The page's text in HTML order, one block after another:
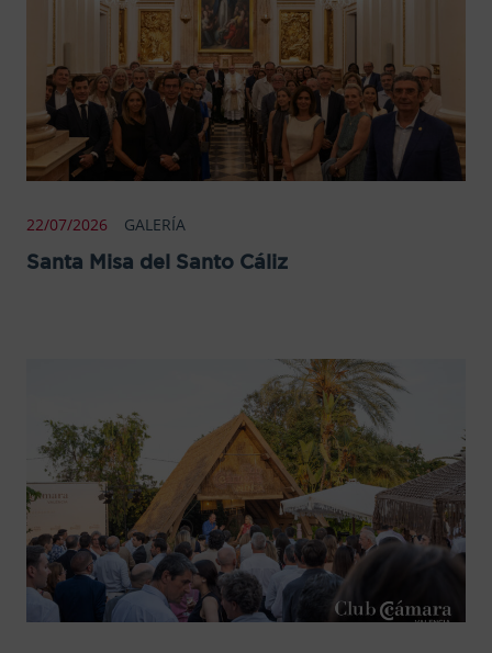
22/07/2026 GALERÍA
Santa Misa del Santo Cáliz